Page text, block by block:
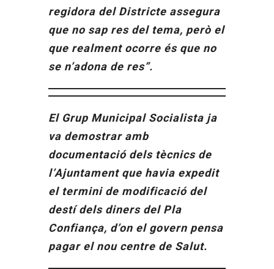
regidora del Districte assegura
que no sap res del tema, però el
que realment ocorre és que no
se n’adona de res”.
El Grup Municipal Socialista ja
va demostrar amb
documentació dels tècnics de
l’Ajuntament que havia expedit
el termini de modificació del
destí dels diners del Pla
Confiança, d’on el govern pensa
pagar el nou centre de Salut.